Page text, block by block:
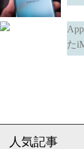
た
人気記事